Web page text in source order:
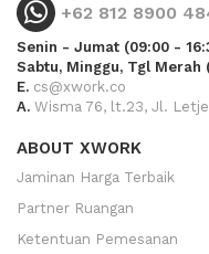
+62 812 8900
Senin - Jumat (09:00 -
Sabtu, Minggu, Tgl Merah
E. cs@xwork.co
A. Wisma 76, lt.23, Jl.
ABOUT XWORK
Jaminan Harga Terbaik
Partner Ruangan
Ketentuan Pemesanan